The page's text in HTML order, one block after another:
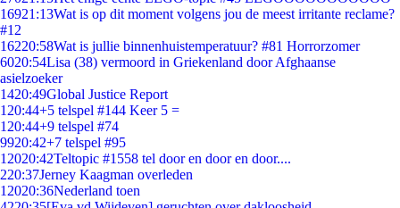
16921:13Wat is op dit moment volgens jou de meest irritante reclame?
#12
16220:58Wat is jullie binnenhuistemperatuur? #81 Horrorzomer
6020:54Lisa (38) vermoord in Griekenland door Afghaanse
asielzoeker
1420:49Global Justice Report
1 20:44+5 telspel #144 Keer 5 =
1 20:44+9 telspel #74
9920:42+7 telspel #95
12020:42Teltopic #1558 tel door en door en door....
220:37Jerney Kaagman overleden
12020:36Nederland toen